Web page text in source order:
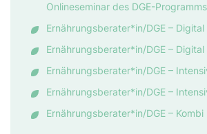
Onlineseminar des DGE-
Ernährungsberater*in/DGE – Digital
Ernährungsberater*in/DGE –
Ernährungsberater*in/DGE –
Ernährungsberater*in/DGE –
Ernährungsberater*in/DGE – Kombi